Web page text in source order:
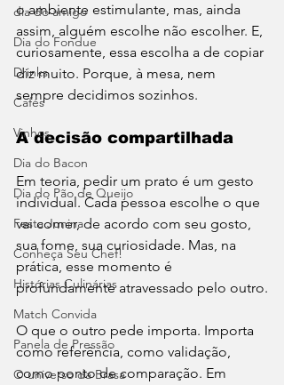
dia do amigo
Dia do Fondue
Drinks
Cafés
Vinhos
Dia do Bacon
Dia do Pão de Queijo
Festa Junina
Conheça Seu Chef!
Histórias Culinárias
Match Convida
Panela de Pressão
O universo da Brasa
o ambiente estimulante, mas, ainda
assim, alguém escolhe não escolher. E,
curiosamente, essa escolha a de copiar
diz muito. Porque, à mesa, nem
sempre decidimos sozinhos.
A decisão compartilhada
Em teoria, pedir um prato é um gesto
individual. Cada pessoa escolhe o que
vai comer, de acordo com seu gosto,
sua fome, sua curiosidade. Mas, na
prática, esse momento é
profundamente atravessado pelo outro.
O que o outro pede importa. Importa
como referência, como validação,
como ponto de comparação. Em